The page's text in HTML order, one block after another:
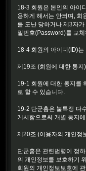
18-3 회원은 본인의 아이
용하게 해서는 안되며, 회
를 도난 당하거나 제3자
밀번호(Password)를 교
18-4 회원의 아이디(ID)
제19조 (회원에 대한 통지)
19-1 회원에 대한 통지를
로 할 수 있습니다.
19-2 단군홈은 불특정 다
게시함으로써 개별 통지
제20조 (이용자의 개인정
단군홈은 관련법령이 정
의 개인정보를 보호하기
회원의 개인정보보호에